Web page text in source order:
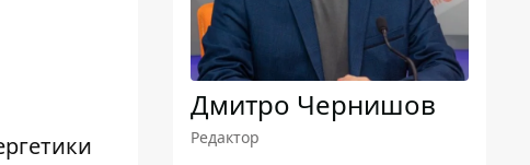
Дмитро Чернишов
Редактор